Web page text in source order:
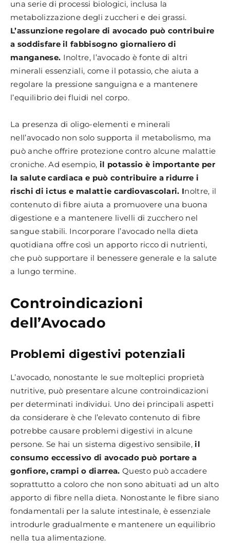
una serie di processi biologici, inclusa la
metabolizzazione degli zuccheri e dei grassi.
L’assunzione regolare di avocado può contribuire
a soddisfare il fabbisogno giornaliero di
manganese. Inoltre, l’avocado è fonte di altri
minerali essenziali, come il potassio, che aiuta a
regolare la pressione sanguigna e a mantenere
l’equilibrio dei fluidi nel corpo.
La presenza di oligo-elementi e minerali
nell’avocado non solo supporta il metabolismo, ma
può anche offrire protezione contro alcune malattie
croniche. Ad esempio, il potassio è importante per
la salute cardiaca e può contribuire a ridurre i
rischi di ictus e malattie cardiovascolari. Inoltre, il
contenuto di fibre aiuta a promuovere una buona
digestione e a mantenere livelli di zucchero nel
sangue stabili. Incorporare l’avocado nella dieta
quotidiana offre così un apporto ricco di nutrienti,
che può supportare il benessere generale e la salute
a lungo termine.
Controindicazioni
dell’Avocado
Problemi digestivi potenziali
L’avocado, nonostante le sue molteplici proprietà
nutritive, può presentare alcune controindicazioni
per determinati individui. Uno dei principali aspetti
da considerare è che l’elevato contenuto di fibre
potrebbe causare problemi digestivi in alcune
persone. Se hai un sistema digestivo sensibile,il
consumo eccessivo di avocado può portare a
gonfiore, crampi o diarrea. Questo può accadere
soprattutto a coloro che non sono abituati ad un alto
apporto di fibre nella dieta. Nonostante le fibre siano
fondamentali per la salute intestinale, è essenziale
introdurle gradualmente e mantenere un equilibrio
nella tua alimentazione.